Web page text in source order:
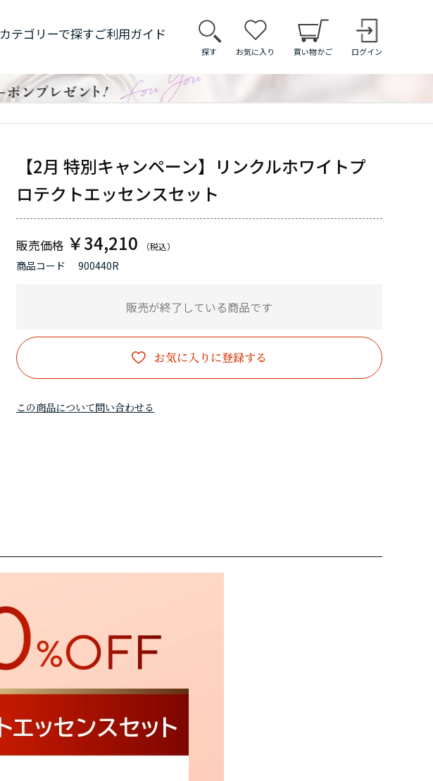
カテゴリーで探すご利用ガイド
探す お気に入り 買い物かご ログイン
【2月 特別キャンペーン】リンクルホワイトプ
ロテクトエッセンスセット
￥34,210
商品コード 900440R
販売が終了している商品です
この商品について問い合わせる
お気に入りに登録する